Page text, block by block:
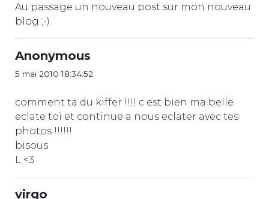
Au passage un nouveau post sur mon nouveau
blog ;-)
Anonymous
5 mai 2010 18:34:52
comment ta du kiffer !!!! c est bien ma belle
eclate toi et continue a nous eclater avec tes
photos !!!!!!
bisous
L <3
virgo